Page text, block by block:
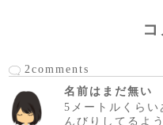
2comments
名前はまだ無い
5メートルくら
んびりしてるよ